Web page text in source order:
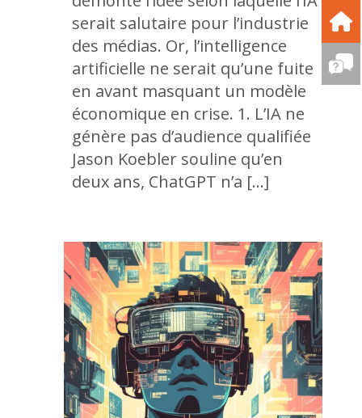
serait salutaire pour l’industrie
des médias. Or, l’intelligence
artificielle ne serait qu’une fuite
en avant masquant un modèle
économique en crise. 1. L’IA ne
génère pas d’audience qualifiée
Jason Koebler souline qu’en
deux ans, ChatGPT n’a […]